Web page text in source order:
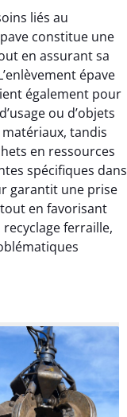
liés au
constitue une
en assurant sa
épave
également pour
ou d’objets
tandis
en ressources
spécifiques dans
garantit une prise
en favorisant
ferraille,
Meunier
octobre 2024
de recyclage efficace
Enlèvement
de ma vieille
et démarche
Je